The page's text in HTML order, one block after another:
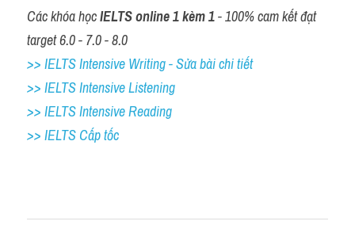
Các khóa học IELTS online 1 kèm 1 - 100% cam kết đạt
target 6.0 - 7.0 - 8.0
>> IELTS Intensive Writing - Sửa bài chi tiết
>> IELTS Intensive Listening
>> IELTS Intensive Reading
>> IELTS Cấp tốc